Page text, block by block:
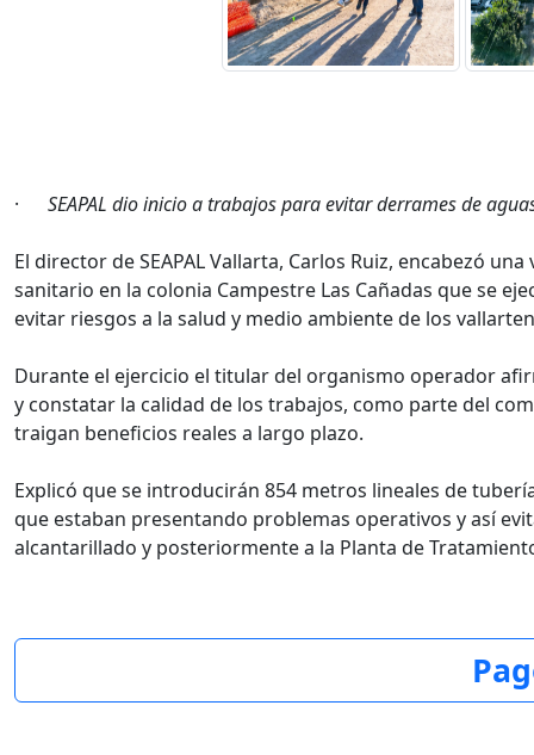
· SEAPAL dio inicio a trabajos para evitar derrames de
El director de SEAPAL Vallarta, Carlos Ruiz, encabezó
sanitario en la colonia Campestre Las Cañadas que se
evitar riesgos a la salud y medio ambiente de los
Durante el ejercicio el titular del organismo operador
y constatar la calidad de los trabajos, como parte del
traigan beneficios reales a largo plazo.
Explicó que se introducirán 854 metros lineales de
que estaban presentando problemas operativos y así
alcantarillado y posteriormente a la Planta de